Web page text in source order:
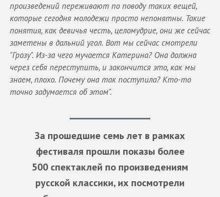
произведений переживают по поводу таких вещей,
которые сегодня молодежи просто непонятны. Такие
понятия, как девичья честь, целомудрие, они же сейчас
заметены в дальний угол. Вот мы сейчас смотрели
"Грозу". Из-за чего мучается Катерина? Она должна
через себя переступить, и закончится это, как мы
знаем, плохо. Почему она так поступила? Кто-то
точно задумается об этом".
За прошедшие семь лет в рамках
фестиваля прошли показы более
500 спектаклей по произведениям
русской классики, их посмотрели